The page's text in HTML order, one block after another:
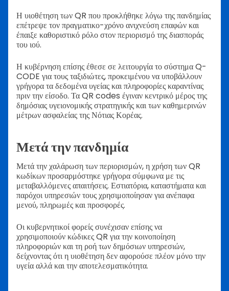
Η υιοθέτηση των QR που προκλήθηκε λόγω της πανδημίας
επέτρεψε τον πραγματικο-χρόνο ανιχνεύση επαφών και
έπαιξε καθοριστικό ρόλο στον περιορισμό της διασποράς
του ιού.
Η κυβέρνηση επίσης έθεσε σε λειτουργία το σύστημα Q-
CODE για τους ταξιδιώτες, προκειμένου να υποβάλλουν
γρήγορα τα δεδομένα υγείας και πληροφορίες καραντίνας
πριν την είσοδο. Τα QR codes έγιναν κεντρικό μέρος της
δημόσιας υγειονομικής στρατηγικής και των καθημερινών
μέτρων ασφαλείας της Νότιας Κορέας.
Μετά την πανδημία
Μετά την χαλάρωση των περιορισμών, η χρήση των QR
κωδίκων προσαρμόστηκε γρήγορα σύμφωνα με τις
μεταβαλλόμενες απαιτήσεις. Εστιατόρια, καταστήματα και
παρόχοι υπηρεσιών τους χρησιμοποίησαν για ανέπαφα
μενού, πληρωμές και προσφορές.
Οι κυβερνητικοί φορείς συνέχισαν επίσης να
χρησιμοποιούν κώδικες QR για την κοινοποίηση
πληροφοριών και τη ροή των δημόσιων υπηρεσιών,
δείχνοντας ότι η υιοθέτηση δεν αφορούσε πλέον μόνο την
υγεία αλλά και την αποτελεσματικότητα.